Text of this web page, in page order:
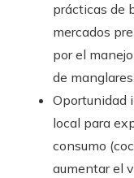
prácticas de
mercados
por el
de manglares.
Oportunidad
local para
consumo
aumentar el